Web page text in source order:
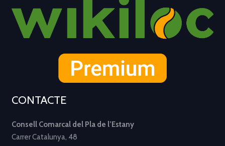
CONTACTE
Consell Comarcal del Pla de l’Estany
Carrer Catalunya, 48